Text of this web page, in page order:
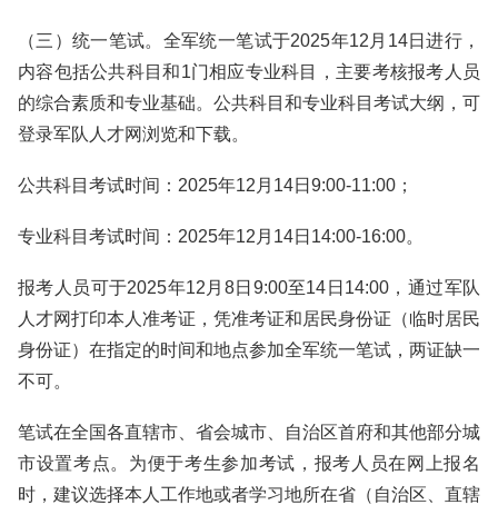
（三）统一笔试。全军统一笔试于2025年12月14日进行，
内容包括公共科目和1门相应专业科目，主要考核报考人员
的综合素质和专业基础。公共科目和专业科目考试大纲，可
登录军队人才网浏览和下载。
公共科目考试时间：2025年12月14日9:00-11:00；
专业科目考试时间：2025年12月14日14:00-16:00。
报考人员可于2025年12月8日9:00至14日14:00，通过军队
人才网打印本人准考证，凭准考证和居民身份证（临时居民
身份证）在指定的时间和地点参加全军统一笔试，两证缺一
不可。
笔试在全国各直辖市、省会城市、自治区首府和其他部分城
市设置考点。为便于考生参加考试，报考人员在网上报名
时，建议选择本人工作地或者学习地所在省（自治区、直辖